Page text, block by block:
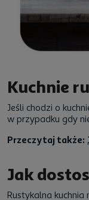
Kuchnie
Jeśli chodzi o
w przypadku gdy
Przeczytaj także:
Jak
Rustykalna